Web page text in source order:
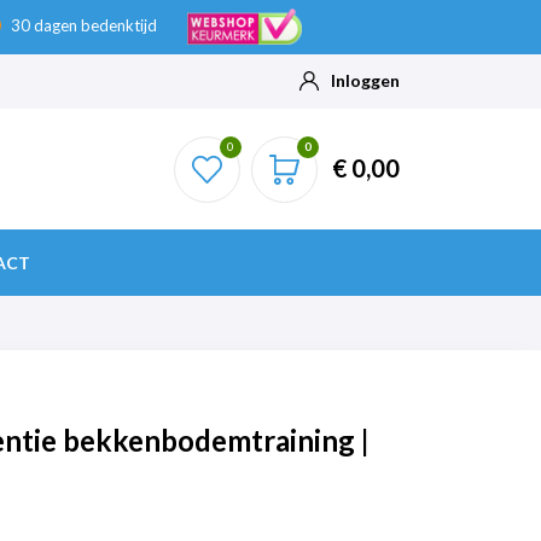
30 dagen bedenktijd
Inloggen
0 0
€ 0,00
bekkenbodemtraining |